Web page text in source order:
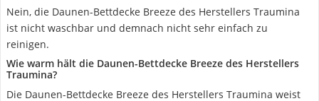
Nein, die Daunen-Bettdecke Breeze des Herstellers Traumina
ist nicht waschbar und demnach nicht sehr einfach zu
reinigen.
Wie warm hält die Daunen-Bettdecke Breeze des Herstellers
Traumina?
Die Daunen-Bettdecke Breeze des Herstellers Traumina weist